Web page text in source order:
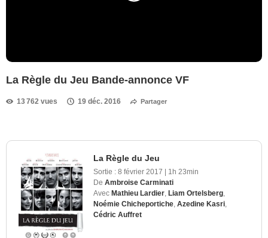
La Règle du Jeu Bande-annonce VF
13 762 vues 19 déc. 2016 Partager
La Règle du Jeu
Sortie : 8 février 2017 | 1h 23min
De Ambroise Carminati
Avec Mathieu Lardier Liam Ortelsberg
Noémie Chicheportiche Azedine Kasri
Cédric Auffret